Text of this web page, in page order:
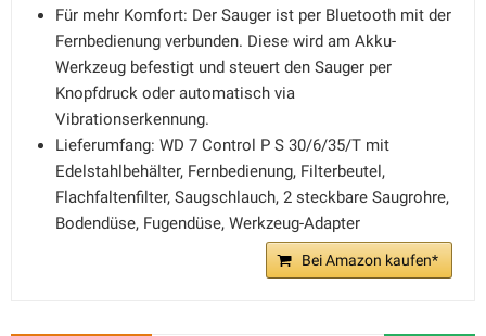
Für mehr Komfort: Der Sauger ist per Bluetooth mit der
Fernbedienung verbunden. Diese wird am Akku-
Werkzeug befestigt und steuert den Sauger per
Knopfdruck oder automatisch via
Vibrationserkennung.
Lieferumfang: WD 7 Control P S 30/6/35/T mit
Edelstahlbehälter, Fernbedienung, Filterbeutel,
Flachfaltenfilter, Saugschlauch, 2 steckbare Saugrohre,
Bodendüse, Fugendüse, Werkzeug-Adapter
Bei Amazon kaufen*